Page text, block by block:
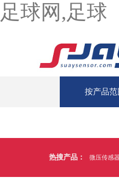
足球网,足球
按产品
热搜产品： 微压传感